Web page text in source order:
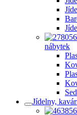
nábytek
Jídelny,